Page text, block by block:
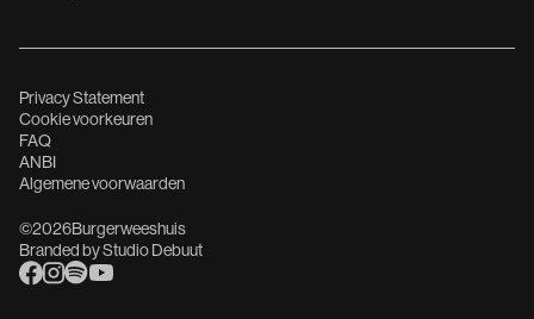
Privacy Statement
Cookie voorkeuren
FAQ
ANBI
Algemene voorwaarden
©2026Burgerweeshuis
Branded byStudio Debuut